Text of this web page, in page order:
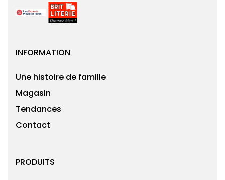
INFORMATION
Une histoire de famille
Magasin
Tendances
Contact
PRODUITS